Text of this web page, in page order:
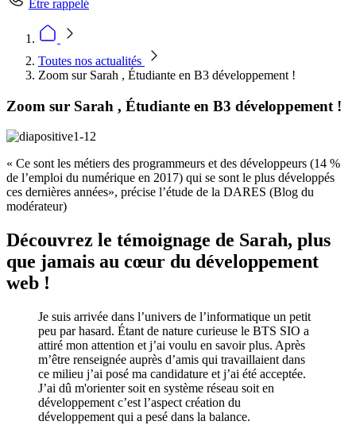
Être rappelé
Toutes nos actualités
Zoom sur Sarah , Étudiante en B3 développement !
Zoom sur Sarah , Étudiante en B3 développement !
« Ce sont les métiers des programmeurs et des développeurs (14 %
de l’emploi du numérique en 2017) qui se sont le plus développés
ces dernières années», précise l’étude de la DARES (Blog du
modérateur)
Découvrez le témoignage de Sarah, plus
que jamais au cœur du développement
web !
Je suis arrivée dans l’univers de l’informatique un petit
peu par hasard. Étant de nature curieuse le BTS SIO a
attiré mon attention et j’ai voulu en savoir plus. Après
m’être renseignée auprès d’amis qui travaillaient dans
ce milieu j’ai posé ma candidature et j’ai été acceptée.
J’ai dû m'orienter soit en système réseau soit en
développement c’est l’aspect création du
développement qui a pesé dans la balance.